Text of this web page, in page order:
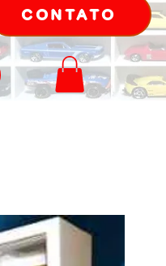
CONTATO